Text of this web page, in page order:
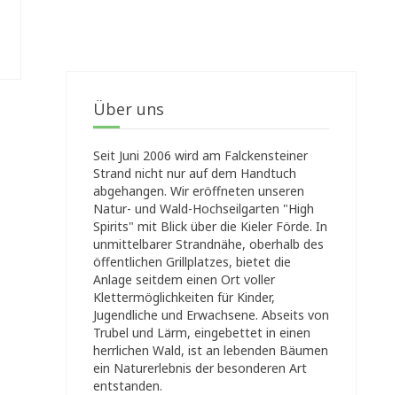
Über uns
Seit Juni 2006 wird am Falckensteiner
Strand nicht nur auf dem Handtuch
abgehangen. Wir eröffneten unseren
Natur- und Wald-Hochseilgarten "High
Spirits" mit Blick über die Kieler Förde. In
unmittelbarer Strandnähe, oberhalb des
öffentlichen Grillplatzes, bietet die
Anlage seitdem einen Ort voller
Klettermöglichkeiten für Kinder,
Jugendliche und Erwachsene. Abseits von
Trubel und Lärm, eingebettet in einen
herrlichen Wald, ist an lebenden Bäumen
ein Naturerlebnis der besonderen Art
entstanden.